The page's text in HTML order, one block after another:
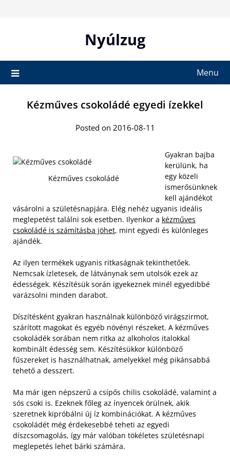
Nyúlzug
Menu
Kézműves csokoládé egyedi ízekkel
Posted on 2016-08-11
Kézműves csokoládé
Gyakran bajba
kerülünk, ha
egy közeli
ismerősünknek
kell ajándékot
vásárolni a születésnapjára. Elég nehéz ugyanis ideális
meglepetést találni sok esetben. Ilyenkor a kézműves
csokoládé is számításba jöhet, mint egyedi és különleges
ajándék.
Az ilyen termékek ugyanis ritkaságnak tekinthetőek.
Nemcsak ízletesek, de látványnak sem utolsók ezek az
édességek. Készítésük során igyekeznek minél egyedibbé
varázsolni minden darabot.
Díszítésként gyakran használnak különböző virágszirmot,
szárított magokat és egyéb növényi részeket. A kézműves
csokoládék sorában nem ritka az alkoholos italokkal
kombinált édesség sem. Készítésükkor különböző
fűszereket is használhatnak, amelyekkel még pikánsabbá
tehető a desszert.
Ma már igen népszerű a csípős chilis csokoládé, valamint a
sós csoki is. Ezeknek főleg az ínyencek örülnek, akik
szeretnek kipróbálni új íz kombinációkat. A kézműves
csokoládét még érdekesebbé teheti az egyedi
díszcsomagolás, így már valóban tökéletes születésnapi
meglepetés lehet bárki számára.